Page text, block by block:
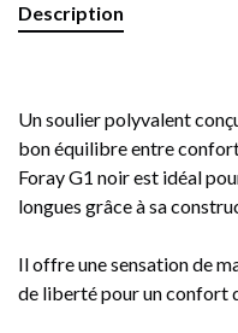
Description
Un soulier polyvalent
bon équilibre entre
Foray G1 noir est idéal
longues grâce à sa
Il offre une sensation de
de liberté pour un confort